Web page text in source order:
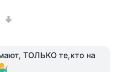
ТОЛЬКО те,кто на